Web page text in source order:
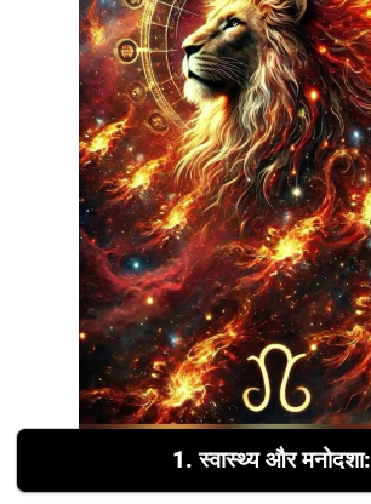
1. स्वास्थ्य और मनोदशा: